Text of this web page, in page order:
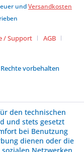
undVersandkosten
/ Support
AGB
vorbehalten
den technischen
und stets gesetzt
bei Benutzung
dienen oder die